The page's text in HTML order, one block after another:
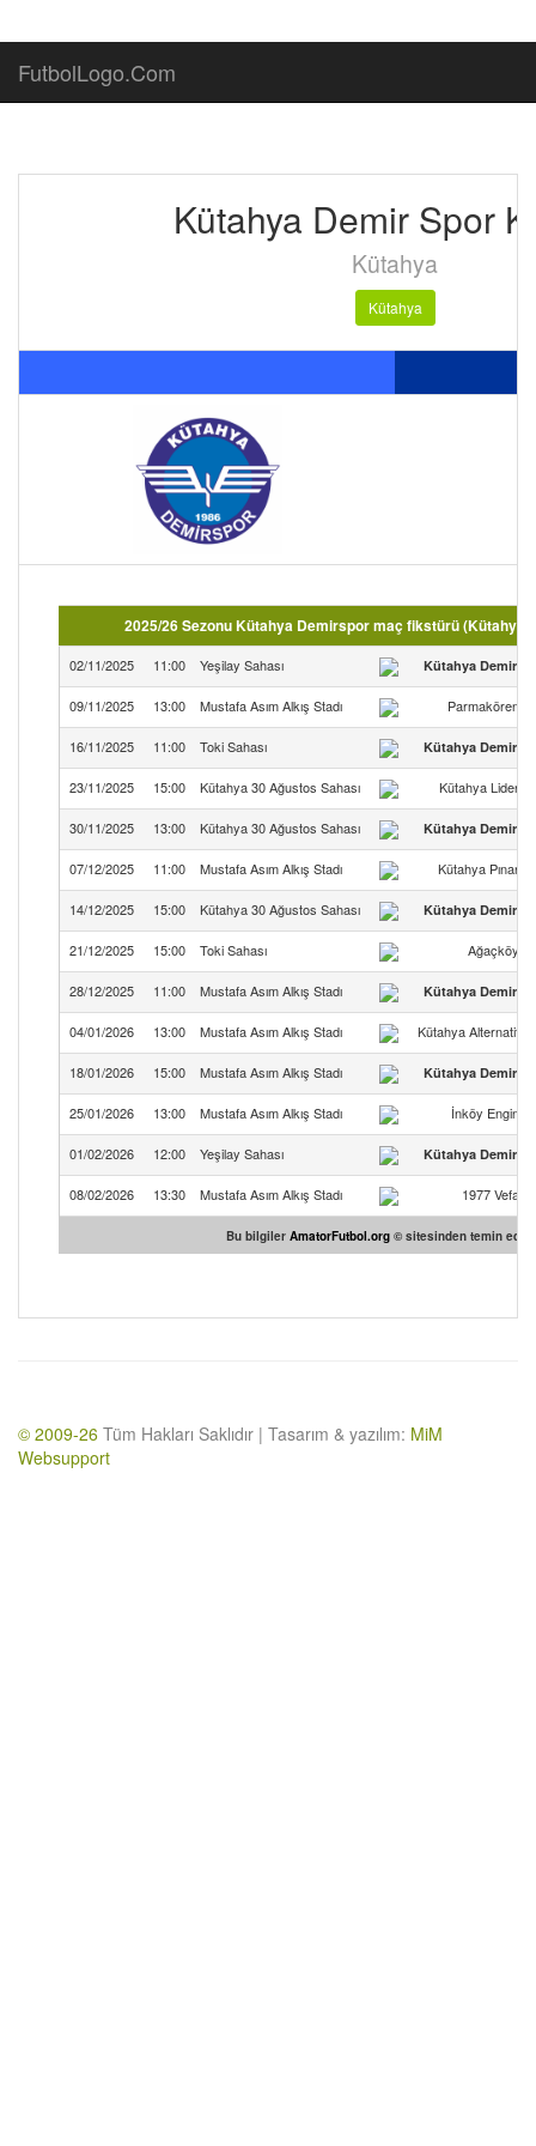
FutbolLogo.Com
Kütahya Demir Spor
Kütahya
Kütahya
2025/26 Sezonu Kütahya Demirspor maç fikstürü (Kütahya
02/11/2025 11:00 Yeşilay Sahası Kütahya
09/11/2025 13:00 Mustafa Asım Alkış Stadı
16/11/2025 11:00 Toki Sahası Kütahya
23/11/2025 15:00 Kütahya 30 Ağustos Sahası Kütahya
30/11/2025 13:00 Kütahya 30 Ağustos Sahası Kütahya
07/12/2025 11:00 Mustafa Asım Alkış Stadı Kütahya
14/12/2025 15:00 Kütahya 30 Ağustos Sahası Kütahya
21/12/2025 15:00 Toki Sahası
28/12/2025 11:00 Mustafa Asım Alkış Stadı Kütahya
04/01/2026 13:00 Mustafa Asım Alkış Stadı Kütahya
18/01/2026 15:00 Mustafa Asım Alkış Stadı Kütahya
25/01/2026 13:00 Mustafa Asım Alkış Stadı İnköy
01/02/2026 12:00 Yeşilay Sahası Kütahya
08/02/2026 13:30 Mustafa Asım Alkış Stadı 1977
Bu bilgiler AmatorFutbol.org © sitesinden temin
© 2009-26 Tüm Hakları Saklıdır | Tasarım & yazılım: MiM
Websupport